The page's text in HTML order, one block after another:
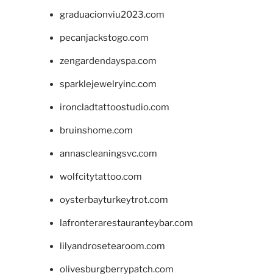
graduacionviu2023.com
pecanjackstogo.com
zengardendayspa.com
sparklejewelryinc.com
ironcladtattoostudio.com
bruinshome.com
annascleaningsvc.com
wolfcitytattoo.com
oysterbayturkeytrot.com
lafronterarestauranteybar.com
lilyandrosetearoom.com
olivesburgberrypatch.com